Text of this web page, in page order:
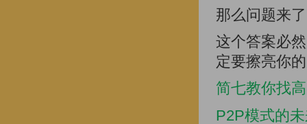
那么问题来
这个答案必
定要擦亮你
简七教你找
P2P模式的